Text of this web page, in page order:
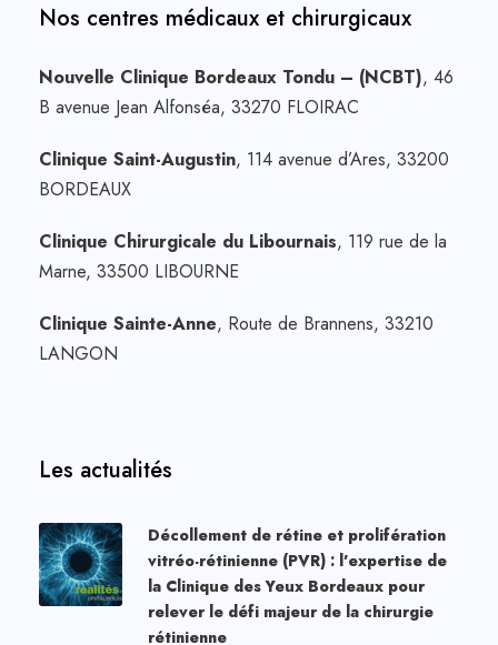
Nos centres médicaux et chirurgicaux
Nouvelle Clinique Bordeaux Tondu – (NCBT), 46
B avenue Jean Alfonséa, 33270 FLOIRAC
Clinique Saint-Augustin, 114 avenue d’Ares, 33200
BORDEAUX
Clinique Chirurgicale du Libournais, 119 rue de la
Marne, 33500 LIBOURNE
Clinique Sainte-Anne, Route de Brannens, 33210
LANGON
Les actualités
Décollement de rétine et prolifération
vitréo-rétinienne (PVR) : l’expertise de
la Clinique des Yeux Bordeaux pour
relever le défi majeur de la chirurgie
rétinienne